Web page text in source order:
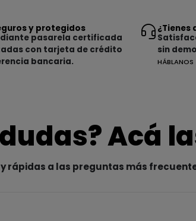
y protegidos
pasarela certificada
con tarjeta de crédito
bancaria.
¿Tienes
sin
HÁBLANOS
Acá
rápidas a las preguntas más